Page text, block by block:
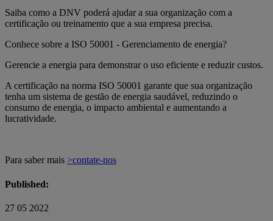
Saiba como a DNV poderá ajudar a sua organização com a
certificação ou treinamento que a sua empresa precisa.
Conhece sobre a ISO 50001 - Gerenciamento de energia?
Gerencie a energia para demonstrar o uso eficiente e reduzir custos.
A certificação na norma ISO 50001 garante que sua organização
tenha um sistema de gestão de energia saudável, reduzindo o
consumo de energia, o impacto ambiental e aumentando a
lucratividade.
Para saber mais >contate-nos
Published:
27 05 2022